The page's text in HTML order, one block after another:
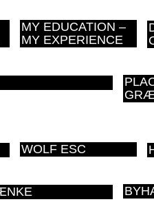
MY EDUCATION –
MY EXPERIENCE
WOLF ESC